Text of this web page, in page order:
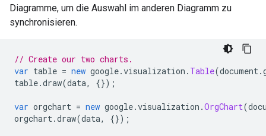
Diagramme, um die Auswahl im anderen Diagramm zu
synchronisieren.
// Create our two charts.
var table = new google.visualization . Table(document.
table.draw(data, {});
var orgchart = new google.visualization .OrgChart(
orgchart.draw(data, {});